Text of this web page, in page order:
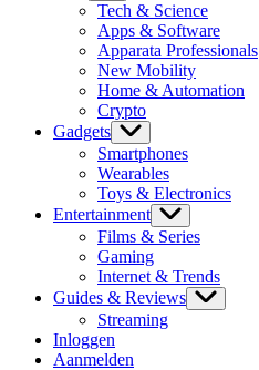
Tech & Science
Apps & Software
Apparata Professionals
New Mobility
Home & Automation
Crypto
Gadgets
Smartphones
Wearables
Toys & Electronics
Entertainment
Films & Series
Gaming
Internet & Trends
Guides & Reviews
Streaming
Inloggen
Aanmelden